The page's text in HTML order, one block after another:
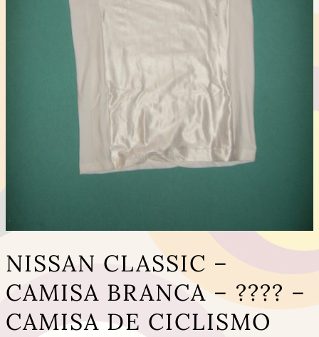
NISSAN CLASSIC –
CAMISA BRANCA – ???? –
CAMISA DE CICLISMO